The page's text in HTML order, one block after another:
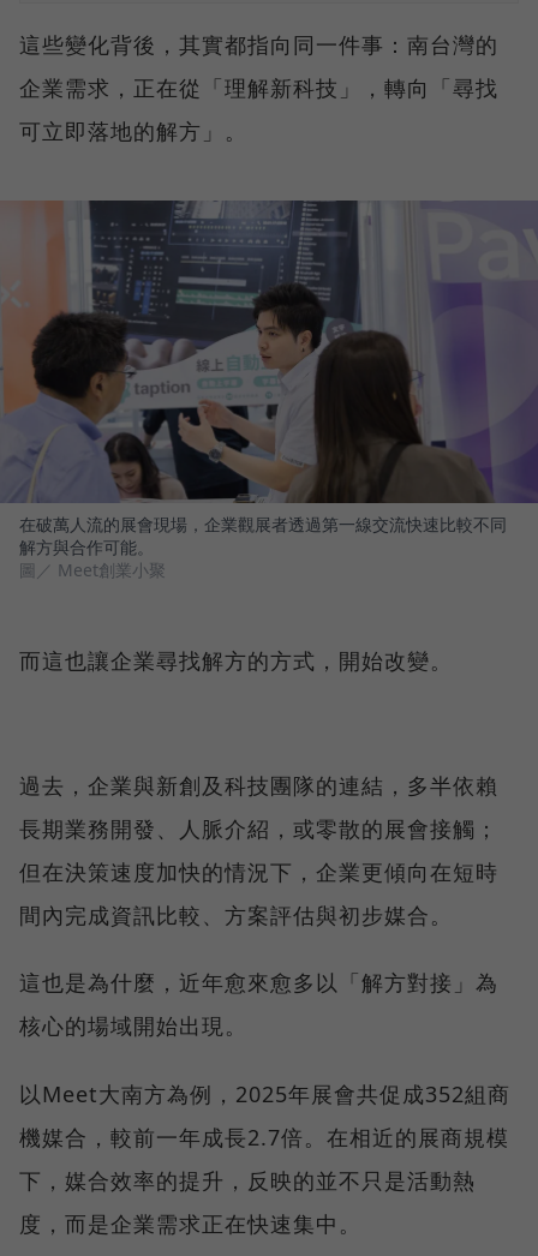
這些變化背後，其實都指向同一件事：南台灣的
企業需求，正在從「理解新科技」，轉向「尋找
可立即落地的解方」。
在破萬人流的展會現場，企業觀展者透過第一線交流快速比較不同
解方與合作可能。
圖／ Meet創業小聚
而這也讓企業尋找解方的方式，開始改變。
過去，企業與新創及科技團隊的連結，多半依賴
長期業務開發、人脈介紹，或零散的展會接觸；
但在決策速度加快的情況下，企業更傾向在短時
間內完成資訊比較、方案評估與初步媒合。
這也是為什麼，近年愈來愈多以「解方對接」為
核心的場域開始出現。
以Meet大南方為例，2025年展會共促成352組商
機媒合，較前一年成長2.7倍。在相近的展商規模
下，媒合效率的提升，反映的並不只是活動熱
度，而是企業需求正在快速集中。